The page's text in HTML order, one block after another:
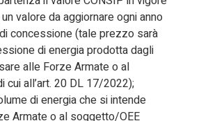
valore da aggiornare ogni anno
concessione (tale prezzo sarà
di energia prodotta dagli
alle Forze Armate o al
cui all’art. 20 DL 17/2022);
di energia che si intende
Armate o al soggetto/OEE